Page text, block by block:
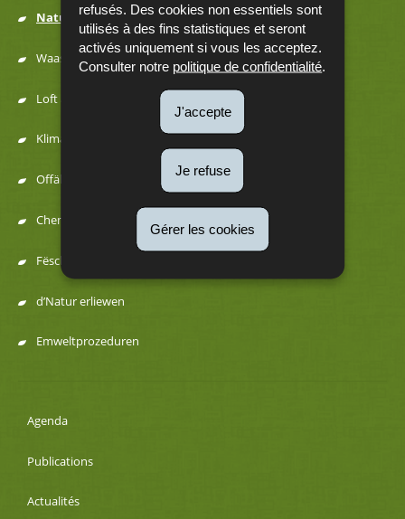
refusés. Des cookies non essentiels sont
utilisés à des fins statistiques et seront
activés uniquement si vous les acceptez.
Consulter notre politique de confidentialité
J'accepte
Je refuse
Gérer les cookies
Menu
de
navigation
Natur
Waasser
Loft a Kaméidi
Klima an Energie
Offäll a Ressourcen
Chemesch Substanzen
Fëscherei a Juegd
d’Natur erliewen
Emweltprozeduren
Agenda
Publications
Actualités